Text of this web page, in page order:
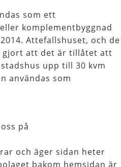
som ett
komplementbyggnad
Attefallshuset, och de
gjort att det är tillåtet att
upp till 30 kvm
användas som
på
och äger sidan heter
bakom hemsidan är